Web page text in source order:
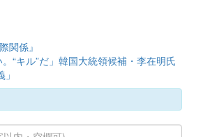
関係』
“キル”だ」韓国大統領候補・李在明氏